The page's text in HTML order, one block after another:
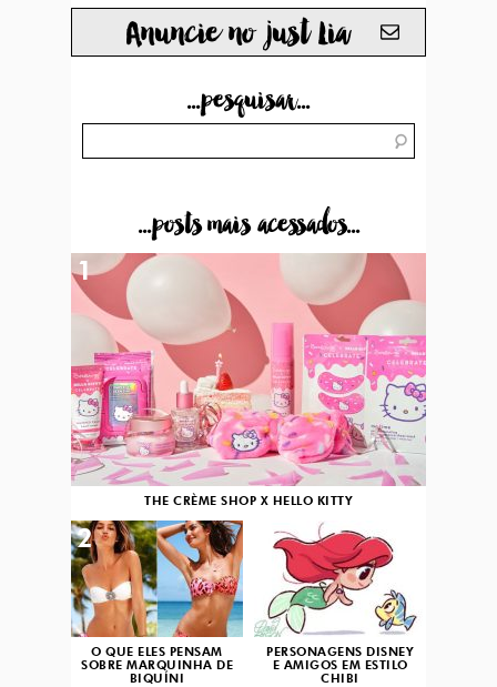
Anuncie no just Lia
...pesquisar...
...posts mais acessados...
THE CRÈME SHOP X HELLO KITTY
1
O QUE ELES PENSAM
SOBRE MARQUINHA DE
BIQUÍNI
2
PERSONAGENS DISNEY
E AMIGOS EM ESTILO
CHIBI
3